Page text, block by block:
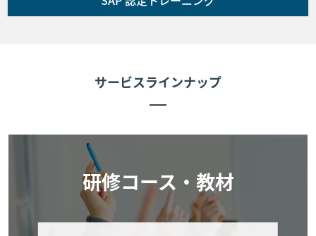
■第5条 (コースの開催)
コースに出席しない場合であっても代金の返金は行いませ
ん。次条により申し込みを取消した場合を除き、コースに
ません。
■第6条 (お客様によるキャンセル期限)
お客様が弊社に申し込んだコースの申し込みをキャンセル
する場合は 以下に定める通りとします。
サービスラインナップ
研修コース・教材